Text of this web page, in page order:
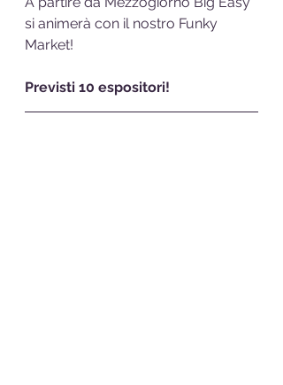
si animerà con il nostro Funky
Market!
Previsti 10 espositori!